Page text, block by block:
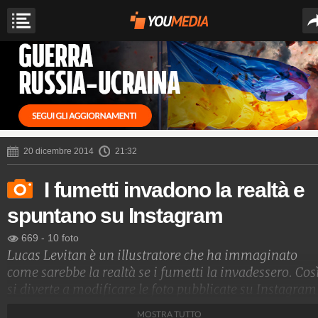
20 dicembre 2014 21:32
I fumetti invadono la realtà e
spuntano su Instagram
669 - 10 foto
Lucas Levitan è un illustratore che ha immaginato
come sarebbe la realtà se i fumetti la invadessero.
si diverte a modificare le foto pubblicate su Instagram
MOSTRA TUTTO